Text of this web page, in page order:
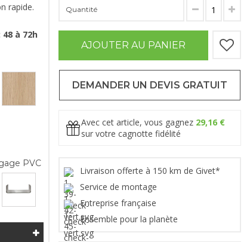
rapide.
à 72h
PVC
Quantité
AJOUTER AU PANIER
DEMANDER UN DEVIS GRATUIT
Avec cet article, vous gagnez 29,16 €
sur votre cagnotte fidélité
Livraison offerte à 150 km de Givet*
Service de montage
Entreprise française
Ensemble pour la planète